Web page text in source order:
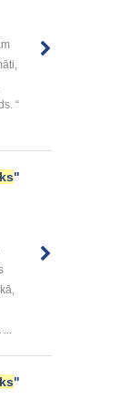
“
"
...
"